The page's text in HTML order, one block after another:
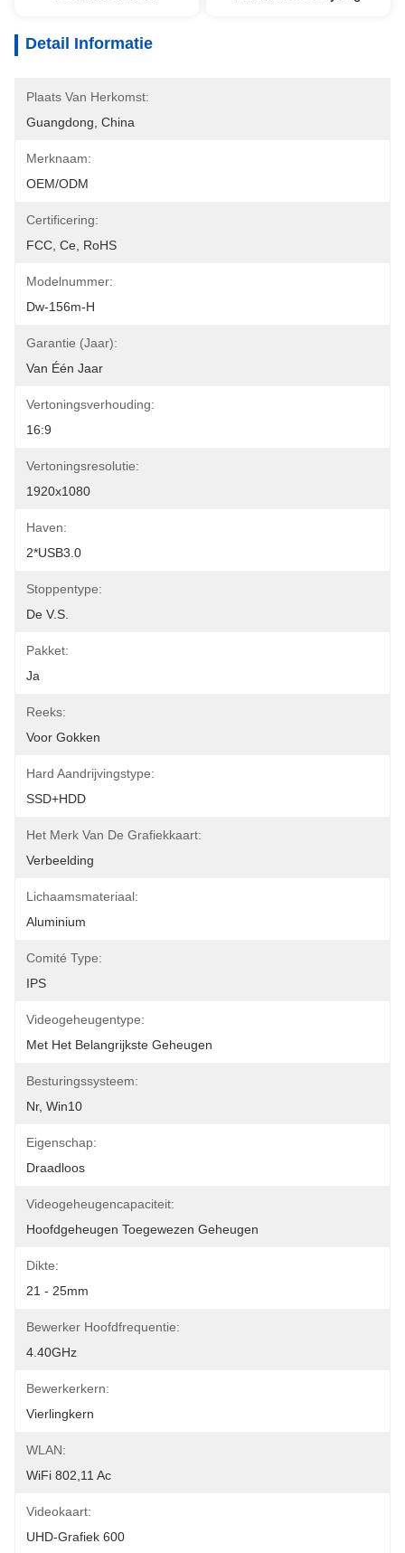
Detail Informatie
Plaats Van Herkomst:
Guangdong, China
Merknaam:
OEM/ODM
Certificering:
FCC, Ce, RoHS
Modelnummer:
Dw-156m-H
Garantie (Jaar):
Van Één Jaar
Vertoningsverhouding:
16:9
Vertoningsresolutie:
1920x1080
Haven:
2*USB3.0
Stoppentype:
De V.S.
Pakket:
Ja
Reeks:
Voor Gokken
Hard Aandrijvingstype:
SSD+HDD
Het Merk Van De Grafiekkaart:
Verbeelding
Lichaamsmateriaal:
Aluminium
Comité Type:
IPS
Videogeheugentype:
Met Het Belangrijkste Geheugen
Besturingssysteem:
Nr, Win10
Eigenschap:
Draadloos
Videogeheugencapaciteit:
Hoofdgeheugen Toegewezen Geheugen
Dikte:
21 - 25mm
Bewerker Hoofdfrequentie:
4.40GHz
Bewerkerkern:
Vierlingkern
WLAN:
WiFi 802,11 Ac
Videokaart:
UHD-Grafiek 600